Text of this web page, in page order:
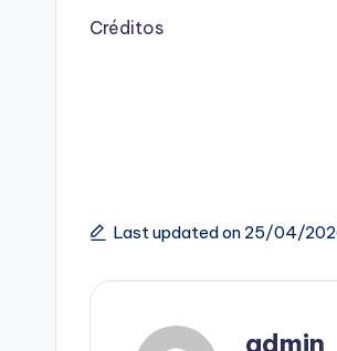
Créditos
Last updated on 25/04/
admin